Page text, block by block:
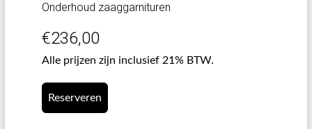
Onderhoud zaaggarnituren
€236,00
Alle prijzen zijn inclusief 21% BTW.
Reserveren